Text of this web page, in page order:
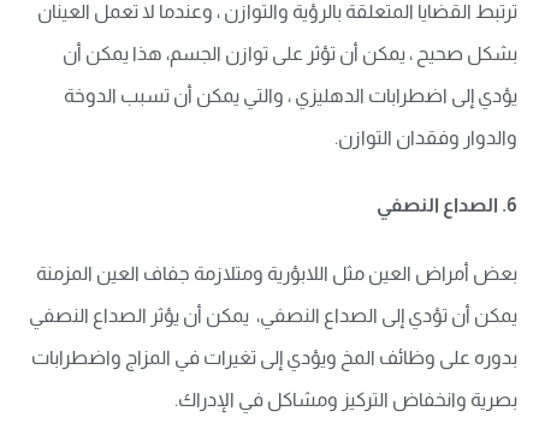
ترتبط القضايا المتعلقة بالرؤية والتوازن ، وعندما لا تعمل العينان
بشكل صحيح ، يمكن أن تؤثر على توازن الجسم، هذا يمكن أن
يؤدي إلى اضطرابات الدهليزي ، والتي يمكن أن تسبب الدوخة
والدوار وفقدان التوازن.
6. الصداع النصفي
بعض أمراض العين مثل اللابؤرية ومتلازمة جفاف العين المزمنة
يمكن أن تؤدي إلى الصداع النصفي، يمكن أن يؤثر الصداع النصفي
بدوره على وظائف المخ ويؤدي إلى تغيرات في المزاج واضطرابات
بصرية وانخفاض التركيز ومشاكل في الإدراك.